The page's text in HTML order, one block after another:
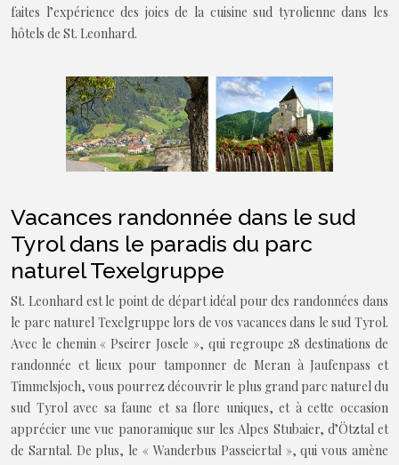
faites l’expérience des joies de la cuisine sud tyrolienne dans les
hôtels de St. Leonhard.
Vacances randonnée dans le sud
Tyrol dans le paradis du parc
naturel Texelgruppe
St. Leonhard est le point de départ idéal pour des randonnées dans
le parc naturel Texelgruppe lors de vos vacances dans le sud Tyrol.
Avec le chemin « Pseirer Josele », qui regroupe 28 destinations de
randonnée et lieux pour tamponner de Meran à Jaufenpass et
Timmelsjoch, vous pourrez découvrir le plus grand parc naturel du
sud Tyrol avec sa faune et sa flore uniques, et à cette occasion
apprécier une vue panoramique sur les Alpes Stubaier, d’Ötztal et
de Sarntal. De plus, le « Wanderbus Passeiertal », qui vous amène